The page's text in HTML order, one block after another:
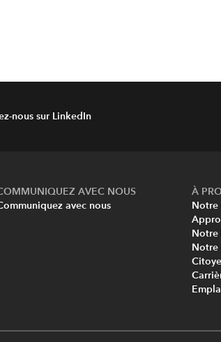
nous sur LinkedIn
AVEC NOUS
avec nous
À
Notre
Notre
Notre